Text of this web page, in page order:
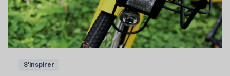
S'inspirer